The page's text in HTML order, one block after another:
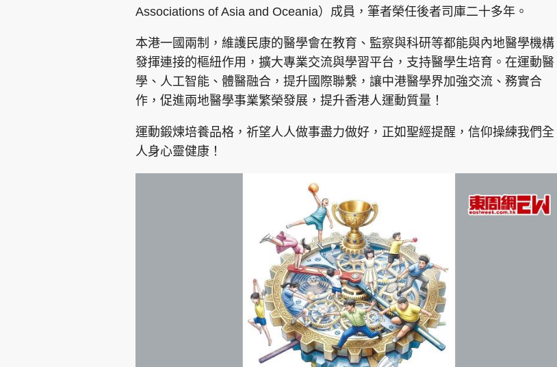
Associations of Asia and Oceania）成員，筆者榮任後者司庫二十多年。
本港一國兩制，維護民康的醫學會在教育、監察與科研等都能與內地醫學機構
發揮連接的樞紐作用，擴大專業交流與學習平台，支持醫學生培育。在運動醫
學、人工智能、體醫融合，提升國際聯繫，讓中港醫學界加強交流、務實合
作，促進兩地醫學事業繁榮發展，提升香港人運動質量！
運動鍛煉培養品格，祈望人人做事盡力做好，正如聖經提醒，信仰操練我們全
人身心靈健康！